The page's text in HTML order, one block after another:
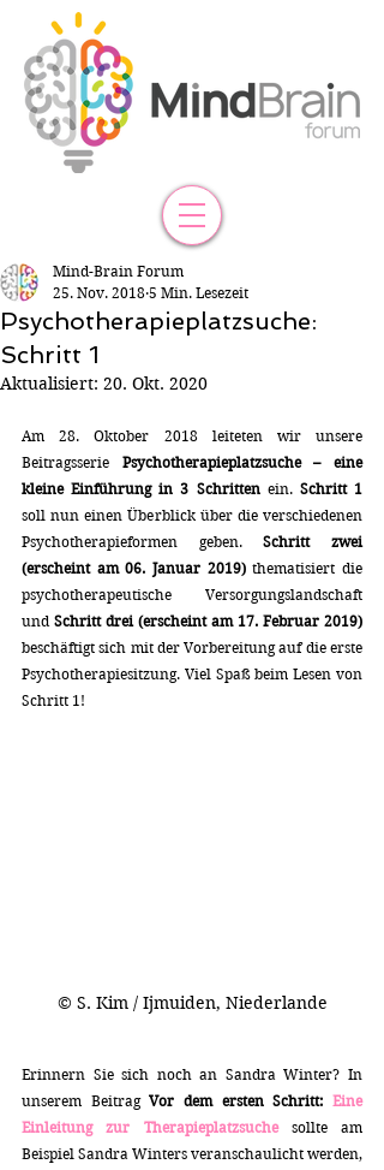
Psychotherapieplatzsuche:
Schritt 1
Mind-Brain Forum
25. Nov. 2018 5 Min. Lesezeit
Aktualisiert: 20. Okt. 2020
Am 28. Oktober 2018 leiteten wir unsere
Beitragsserie Psychotherapieplatzsuche – eine
kleine Einführung in 3 Schritten ein.
soll nun einen Überblick über die verschiedenen
Psychotherapieformen geben. Schritt zwei
(erscheint am 06. Januar 2019) thematisiert die
psychotherapeutische Versorgungslandschaft
und
beschäftigt sich mit der Vorbereitung auf die erste
Psychotherapiesitzung. Viel Spaß beim Lesen von
Schritt 1!
© S. Kim / Ijmuiden, Niederlande
Erinnern Sie sich noch an Sandra Winter? In
unserem Beitrag Vor dem ersten Schritt: Eine
Einleitung zur Therapieplatzsuche sollte am
Beispiel Sandra Winters veranschaulicht werden,